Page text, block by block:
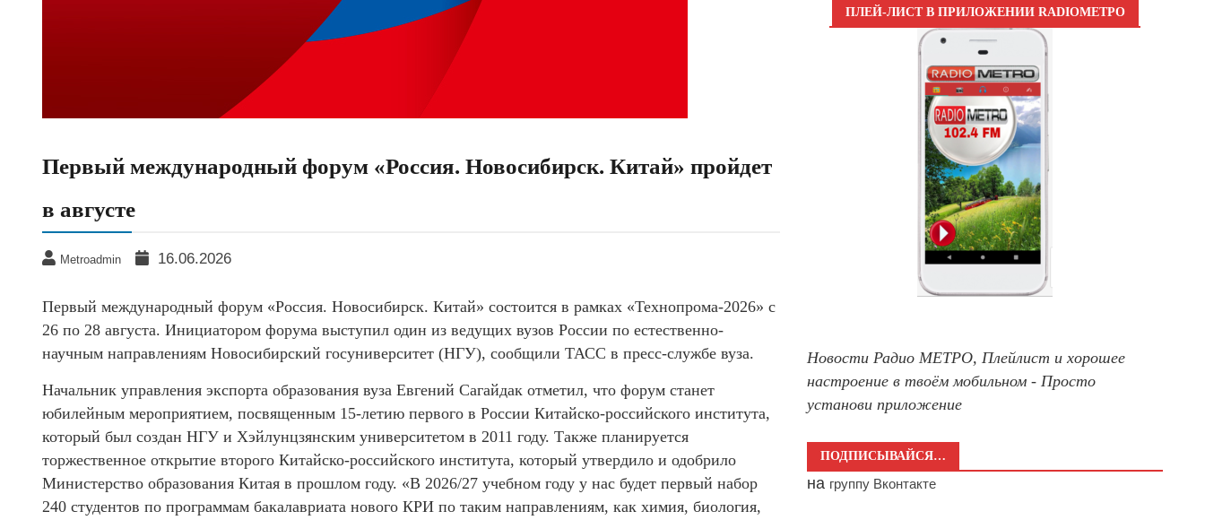
Первый международный форум «Россия. Новосибирск. Китай» пройдет
в августе
Metroadmin 16.06.2026
Первый международный форум «Россия. Новосибирск. Китай» состоится в рамках «Технопрома-2026» с
26 по 28 августа. Инициатором форума выступил один из ведущих вузов России по естественно-
научным направлениям Новосибирский госуниверситет (НГУ), сообщили ТАСС в пресс-службе вуза.
Начальник управления экспорта образования вуза Евгений Сагайдак отметил, что форум станет
юбилейным мероприятием, посвященным 15-летию первого в России Китайско-российского института,
который был создан НГУ и Хэйлунцзянским университетом в 2011 году. Также планируется
торжественное открытие второго Китайско-российского института, который утвердило и одобрило
Министерство образования Китая в прошлом году. «В 2026/27 учебном году у нас будет первый набор
240 студентов по программам бакалавриата нового КРИ по таким направлениям, как химия, биология,
ПЛЕЙ-ЛИСТ В ПРИЛОЖЕНИИ RADIOМЕТРО
Новости Радио МЕТРО, Плейлист и хорошее
настроение в твоём мобильном - Просто
установи приложение
ПОДПИСЫВАЙСЯ…
на группу Вконтакте